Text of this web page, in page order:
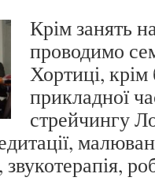
Крім занять
проводимо
Хортиці,
прикладної
стрейчингу
звукотерапія,